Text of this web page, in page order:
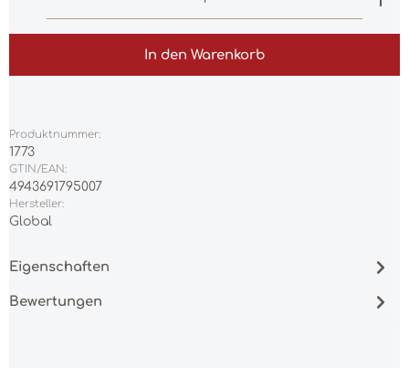
In den Warenkorb
Produktnummer:
1773
GTIN/EAN:
4943691795007
Hersteller:
Global
Eigenschaften
Bewertungen